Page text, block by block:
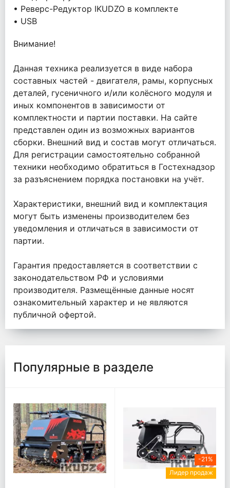
• Реверс-Редуктор IKUDZO в комплекте
• USB
Внимание!
Данная техника реализуется в виде набора
составных частей - двигателя, рамы, корпусных
деталей, гусеничного и/или колёсного модуля и
иных компонентов в зависимости от
комплектности и партии поставки. На сайте
представлен один из возможных вариантов
сборки. Внешний вид и состав могут отличаться.
Для регистрации самостоятельно собранной
техники необходимо обратиться в Гостехнадзор
за разъяснением порядка постановки на учёт.
Характеристики, внешний вид и комплектация
могут быть изменены производителем без
уведомления и отличаться в зависимости от
партии.
Гарантия предоставляется в соответствии с
законодательством РФ и условиями
производителя. Размещённые данные носят
ознакомительный характер и не являются
публичной офертой.
Популярные в разделе
-21%
Лидер продаж